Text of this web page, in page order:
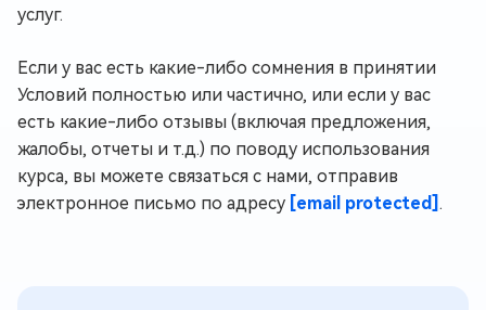
услуг.
Если у вас есть какие-либо сомнения в принятии
Условий полностью или частично, или если у вас
есть какие-либо отзывы (включая предложения,
жалобы, отчеты и т.д.) по поводу использования
курса, вы можете связаться с нами, отправив
электронное письмо по адресу [email protected] .